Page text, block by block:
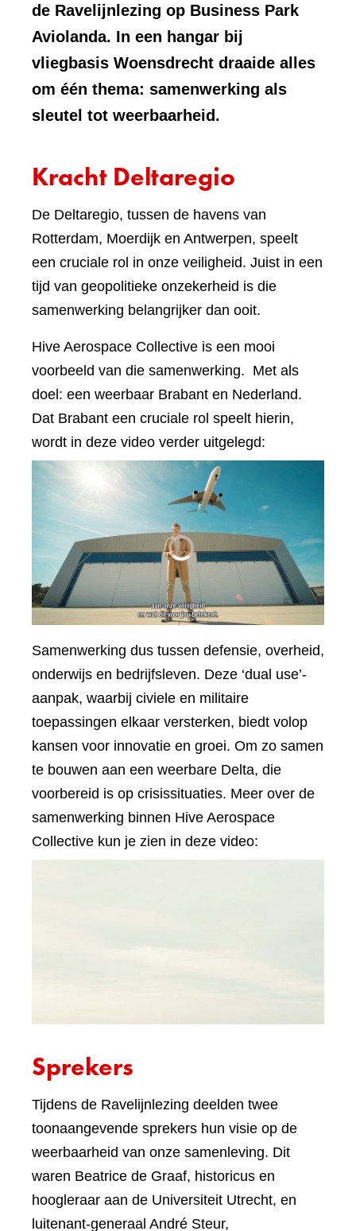
de Ravelijnlezing op Business Park
Aviolanda. In een hangar bij
vliegbasis Woensdrecht draaide alles
om één thema: samenwerking als
sleutel tot weerbaarheid.
Kracht Deltaregio
De Deltaregio, tussen de havens van
Rotterdam, Moerdijk en Antwerpen, speelt
een cruciale rol in onze veiligheid. Juist in een
tijd van geopolitieke onzekerheid is die
samenwerking belangrijker dan ooit.
Hive Aerospace Collective is een mooi
voorbeeld van die samenwerking. Met als
doel: een weerbaar Brabant en Nederland.
Dat Brabant een cruciale rol speelt hierin,
wordt in deze video verder uitgelegd:
Samenwerking dus tussen defensie, overheid,
onderwijs en bedrijfsleven. Deze ‘dual use’-
aanpak, waarbij civiele en militaire
toepassingen elkaar versterken, biedt volop
kansen voor innovatie en groei. Om zo samen
te bouwen aan een weerbare Delta, die
voorbereid is op crisissituaties. Meer over de
samenwerking binnen Hive Aerospace
Collective kun je zien in deze video:
Sprekers
Tijdens de Ravelijnlezing deelden twee
toonaangevende sprekers hun visie op de
weerbaarheid van onze samenleving. Dit
waren Beatrice de Graaf, historicus en
hoogleraar aan de Universiteit Utrecht, en
luitenant-generaal André Steur,